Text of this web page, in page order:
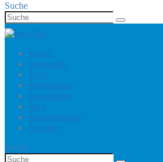
Suche
Home
Aquaristik
Teich
Briefmarken
Modellbahn
Blog
Benutzerkonto
Kontakt
Suche